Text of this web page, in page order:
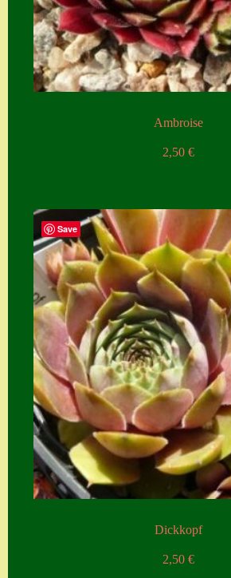
Ambroise
2,50 €
Save
Dickkopf
2,50 €